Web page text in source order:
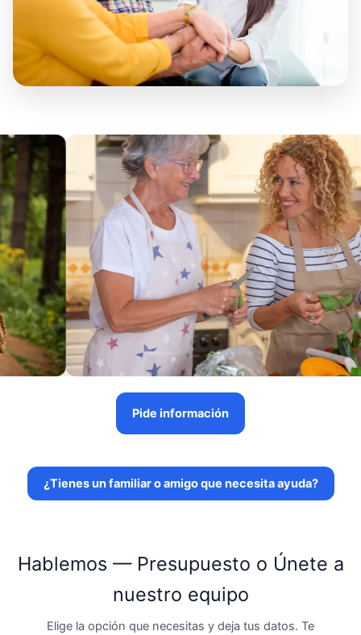
Pide información
¿Tienes un familiar o amigo que necesita ayuda?
Hablemos — Presupuesto o Únete a
nuestro equipo
Elige la opción que necesitas y deja tus datos. Te